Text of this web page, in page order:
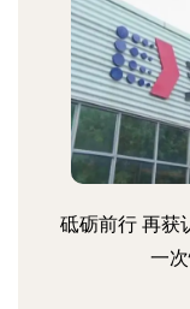
砥砺前行 再获
一